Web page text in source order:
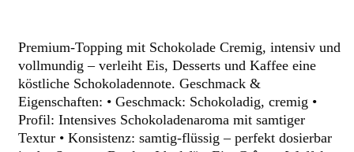
Premium-Topping mit Schokolade Cremig, intensiv und
vollmundig – verleiht Eis, Desserts und Kaffee eine
köstliche Schokoladennote. Geschmack &
Eigenschaften: • Geschmack: Schokoladig, cremig •
Profil: Intensives Schokoladenaroma mit samtiger
Textur • Konsistenz: samtig-flüssig – perfekt dosierbar